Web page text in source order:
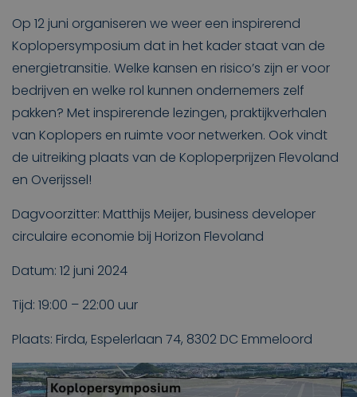
Op 12 juni organiseren we weer een inspirerend
Koplopersymposium dat in het kader staat van de
energietransitie. Welke kansen en risico’s zijn er voor
bedrijven en welke rol kunnen ondernemers zelf
pakken? Met inspirerende lezingen, praktijkverhalen
van Koplopers en ruimte voor netwerken. Ook vindt
de uitreiking plaats van de Koploperprijzen Flevoland
en Overijssel!
Dagvoorzitter: Matthijs Meijer, business developer
circulaire economie bij Horizon Flevoland
Datum: 12 juni 2024
Tijd: 19:00 – 22:00 uur
Plaats: Firda, Espelerlaan 74, 8302 DC Emmeloord